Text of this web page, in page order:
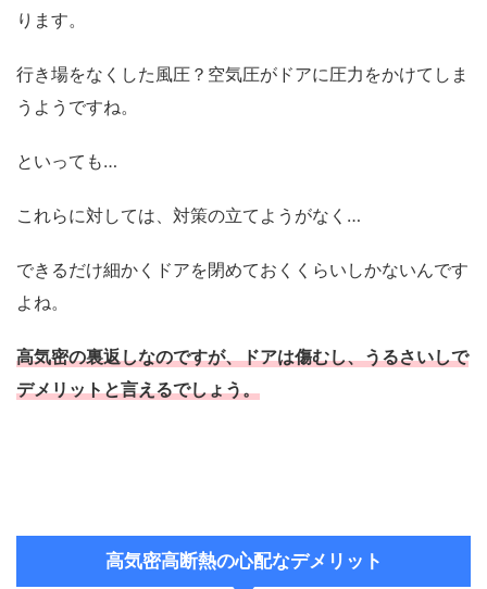
ります。
行き場をなくした風圧？空気圧がドアに圧力をかけてしま
うようですね。
といっても…
これらに対しては、対策の立てようがなく…
できるだけ細かくドアを閉めておくくらいしかないんです
よね。
高気密の裏返しなのですが、ドアは傷むし、うるさいしで
デメリットと言えるでしょう。
高気密高断熱の心配なデメリット